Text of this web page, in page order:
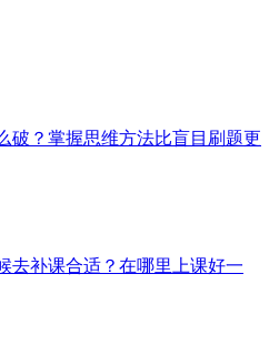
破？掌握思维方法比盲目刷题更
去补课合适？在哪里上课好一